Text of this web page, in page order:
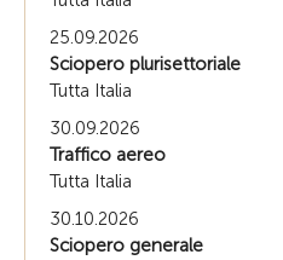
25.09.2026
Sciopero plurisettoriale
Tutta Italia
30.09.2026
Traffico aereo
Tutta Italia
30.10.2026
Sciopero generale